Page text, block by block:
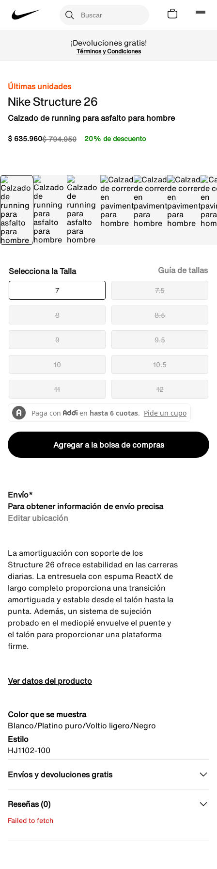
¡Devoluciones gratis!
Términos y Condiciones
Últimas unidades
Nike Structure 26
Calzado de running para asfalto para hombre
$794.950
$ 635.960 20% de descuento
Talla
7 7.5
8 8.5
9 9.5
10 10.5
11 12
Guía de tallas
Agregar a la bolsa de compras
Envío*
Para obtener información de envío precisa
Editar ubicación
La amortiguación con soporte de los
Structure 26 ofrece estabilidad en las carreras
diarias. La entresuela con espuma ReactX de
largo completo proporciona una transición
amortiguada y estable desde el talón hasta la
punta. Además, un sistema de sujeción
probado en el mediopié envuelve el puente y
el talón para proporcionar una plataforma
firme.
Ver datos del producto
Color que se muestra
Blanco/Platino puro/Voltio ligero/Negro
Estilo
HJ1102-100
Envíos y devoluciones gratis
Reseñas (0)
Failed to fetch